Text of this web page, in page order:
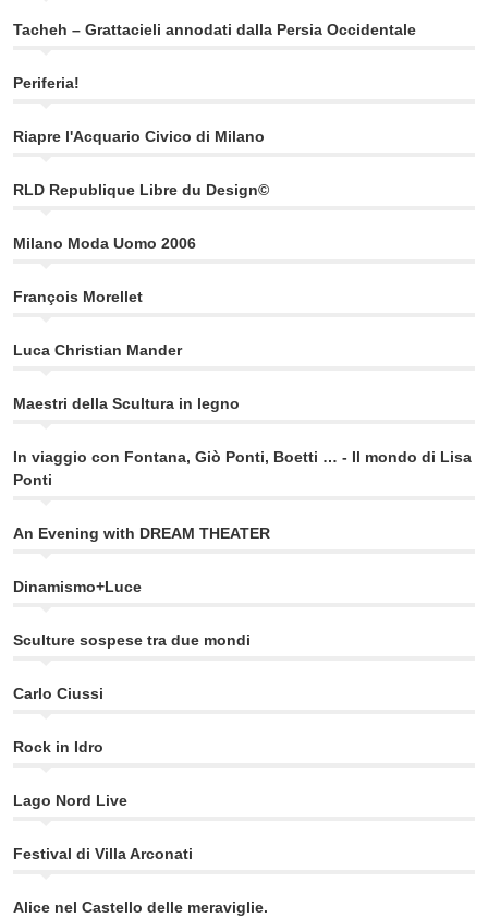
Tacheh – Grattacieli annodati dalla Persia Occidentale
Periferia!
Riapre l'Acquario Civico di Milano
RLD Republique Libre du Design©
Milano Moda Uomo 2006
François Morellet
Luca Christian Mander
Maestri della Scultura in legno
In viaggio con Fontana, Giò Ponti, Boetti … - Il mondo di Lisa
Ponti
An Evening with DREAM THEATER
Dinamismo+Luce
Sculture sospese tra due mondi
Carlo Ciussi
Rock in Idro
Lago Nord Live
Festival di Villa Arconati
Alice nel Castello delle meraviglie.